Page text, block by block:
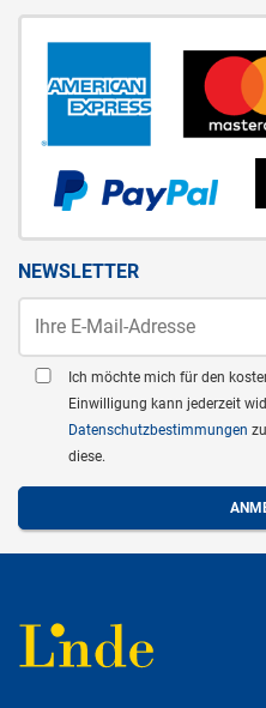
NEWSLETTER
Ich möchte mich für den
Einwilligung kann jederzeit
Datenschutzbestimmungen
diese.